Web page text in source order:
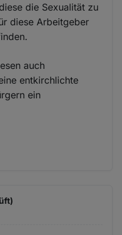
die Sexualität zu
diese Arbeitgeber
auch
entkirchlichte
ein